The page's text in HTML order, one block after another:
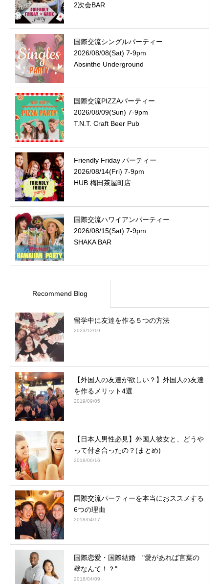
2次会BAR
国際交流シングルパーティー
2026/08/08(Sat) 7-9pm
Absinthe Underground
国際交流PIZZAパーティー
2026/08/09(Sun) 7-9pm
T.N.T. Craft Beer Pub
Friendly Friday パーティー
2026/08/14(Fri) 7-9pm
HUB 梅田茶屋町店
国際交流ハワイアンパーティー
2026/08/15(Sat) 7-9pm
SHAKA BAR
Recommend Blog
留学中に友達を作る５つの方法
2023/12/19
【外国人の友達が欲しい？】外国人の友達
を作るメリット4選
2019/09/05
【日本人男性必見】外国人彼女と、どうや
って付き合ったの？(まとめ)
2018/06/16
国際交流パーティーを本当におススメする
6つの理由
2018/04/17
国際恋愛・国際結婚 "愛があれば言葉の
壁なんて！？"
2018/04/09